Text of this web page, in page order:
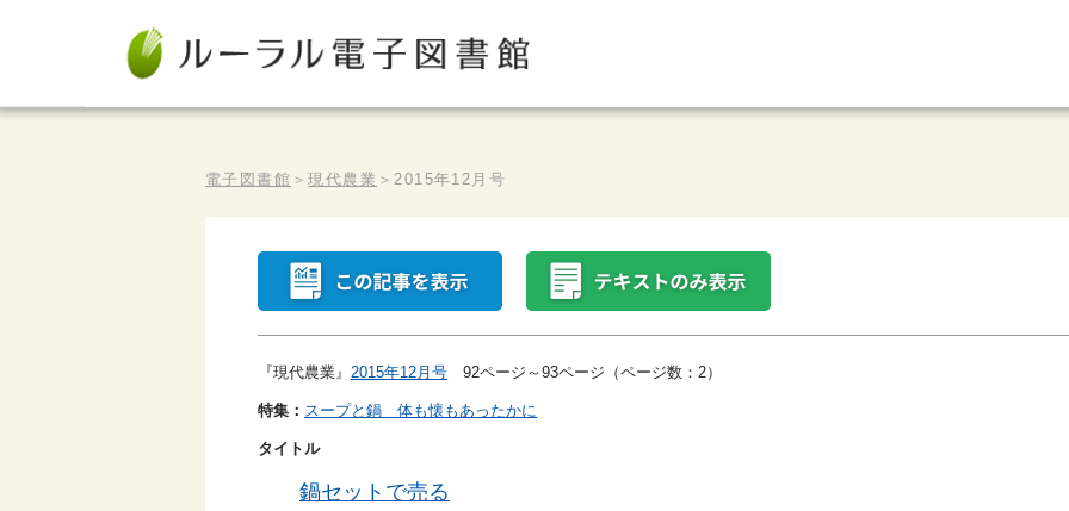
電子図書館 ＞現代農業 ＞2015年12月号
『現代農業』 2015年12月号 92ページ～93ページ（ページ数：2）
特集： スープと鍋 体も懐もあったかに
タイトル
鍋セットで売る